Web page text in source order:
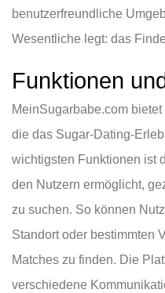
benutzerfreundliche
Wesentliche legt: das
Funktionen
MeinSugarbabe.com
die das Sugar-Dating-
wichtigsten Funktionen ist
den Nutzern ermöglicht,
zu suchen. So können
Standort oder bestimmten
Matches zu finden. Die
verschiedene